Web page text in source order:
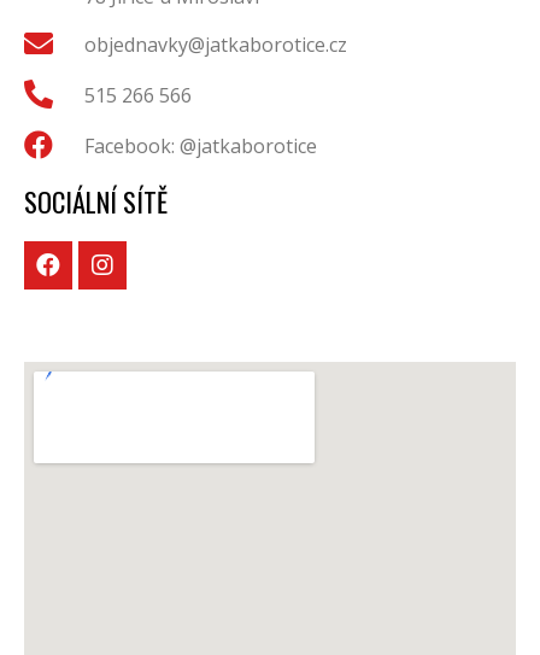
objednavky@jatkaborotice.cz
515 266 566
Facebook: @jatkaborotice
SOCIÁLNÍ SÍTĚ